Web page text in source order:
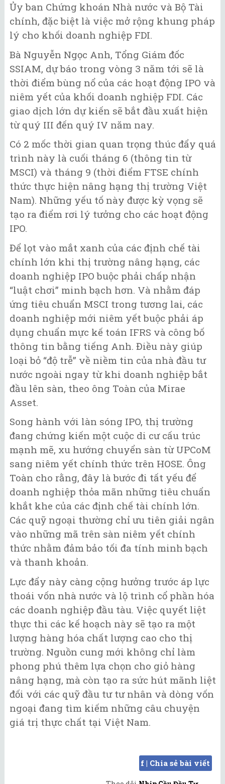
Ủy ban Chứng khoán Nhà nước và Bộ Tài
chính, đặc biệt là việc mở rộng khung pháp
lý cho khối doanh nghiệp FDI.
Bà Nguyễn Ngọc Anh, Tổng Giám đốc
SSIAM, dự báo trong vòng 3 năm tới sẽ là
thời điểm bùng nổ của các hoạt động IPO và
niêm yết của khối doanh nghiệp FDI. Các
giao dịch lớn dự kiến sẽ bắt đầu xuất hiện
từ quý III đến quý IV năm nay.
Có 2 mốc thời gian quan trọng thúc đẩy quá
trình này là cuối tháng 6 (thông tin từ
MSCI) và tháng 9 (thời điểm FTSE chính
thức thực hiện nâng hạng thị trường Việt
Nam). Những yếu tố này được kỳ vọng sẽ
tạo ra điểm rơi lý tưởng cho các hoạt động
IPO.
Để lọt vào mắt xanh của các định chế tài
chính lớn khi thị trường nâng hạng, các
doanh nghiệp IPO buộc phải chấp nhận
“luật chơi” minh bạch hơn. Và nhằm đáp
ứng tiêu chuẩn MSCI trong tương lai, các
doanh nghiệp mới niêm yết buộc phải áp
dụng chuẩn mực kế toán IFRS và công bố
thông tin bằng tiếng Anh. Điều này giúp
loại bỏ “độ trễ” về niềm tin của nhà đầu tư
nước ngoài ngay từ khi doanh nghiệp bắt
đầu lên sàn, theo ông Toàn của Mirae
Asset.
Song hành với làn sóng IPO, thị trường
đang chứng kiến một cuộc di cư cấu trúc
mạnh mẽ, xu hướng chuyển sàn từ UPCoM
sang niêm yết chính thức trên HOSE. Ông
Toàn cho rằng, đây là bước đi tất yếu để
doanh nghiệp thỏa mãn những tiêu chuẩn
khắt khe của các định chế tài chính lớn.
Các quỹ ngoại thường chỉ ưu tiên giải ngân
vào những mã trên sàn niêm yết chính
thức nhằm đảm bảo tối đa tính minh bạch
và thanh khoản.
Lực đẩy này càng cộng hưởng trước áp lực
thoái vốn nhà nước và lộ trình cổ phần hóa
các doanh nghiệp đầu tàu. Việc quyết liệt
thực thi các kế hoạch này sẽ tạo ra một
lượng hàng hóa chất lượng cao cho thị
trường. Nguồn cung mới không chỉ làm
phong phú thêm lựa chọn cho giỏ hàng
nâng hạng, mà còn tạo ra sức hút mãnh liệt
đối với các quỹ đầu tư tư nhân và dòng vốn
ngoại đang tìm kiếm những câu chuyện
giá trị thực chất tại Việt Nam.
f | Chia sẻ bài viết